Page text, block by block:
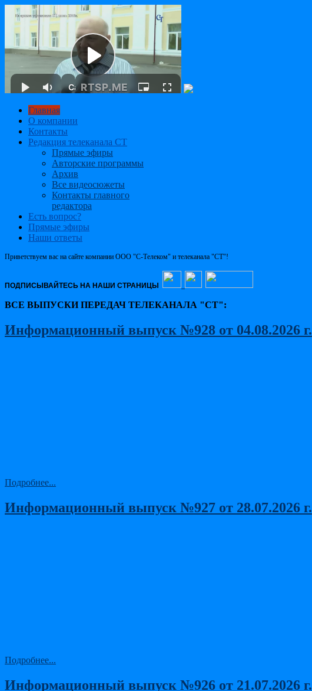
Главная
О компании
Контакты
Редакция телеканала СТ
Прямые эфиры
Авторские программы
Архив
Все видеосюжеты
Контакты главного
редактора
Есть вопрос?
Прямые эфиры
Наши ответы
Приветствуем вас на сайте компании ООО "С-Телеком" и телеканала "СТ"!
ПОДПИСЫВАЙТЕСЬ НА НАШИ СТРАНИЦЫ
ВСЕ ВЫПУСКИ ПЕРЕДАЧ ТЕЛЕКАНАЛА "СТ":
Информационный выпуск №928 от 04.08.2026 г.
Подробнее...
Информационный выпуск №927 от 28.07.2026 г.
Подробнее...
Информационный выпуск №926 от 21.07.2026 г.